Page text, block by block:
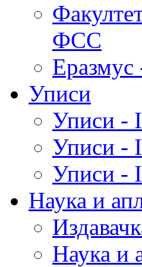
ФСС
Еразмус
Уписи
Уписи -
Уписи -
Уписи -
Наука и
Наука и